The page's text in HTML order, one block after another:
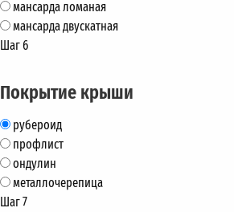
мансарда ломаная
мансарда двускатная
Шаг 6
Покрытие крыши
рубероид
профлист
ондулин
металлочерепица
Шаг 7